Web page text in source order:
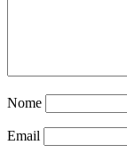
Nome
Email